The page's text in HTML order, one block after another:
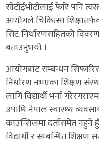
सीटीईभीटीलाई फेरि पनि
आयोगले चिकित्सा
सिट निर्धारणसहितको
बताउनुभयो ।
आयोगबाट सम्बन्धन
निर्धारण नभएका शिक्षण
लागि विद्यार्थी भर्ना
उपाधि नेपाल स्वास्थ्य
काउन्सिलमा दर्तासमेत नहुने
विद्यार्थी र सम्बन्धित